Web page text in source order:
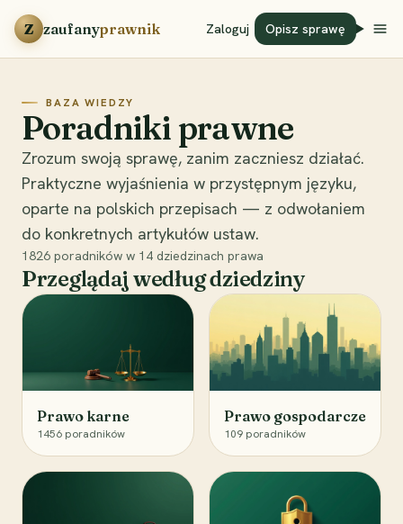
Przejdź do treści
Z zaufanyprawnik Zaloguj Opisz sprawę
BAZA WIEDZY
Poradniki prawne
Zrozum swoją sprawę, zanim zaczniesz działać.
Praktyczne wyjaśnienia w przystępnym języku,
oparte na polskich przepisach — z odwołaniem
do konkretnych artykułów ustaw.
1826 poradników w 14 dziedzinach prawa
Przeglądaj według dziedziny
Prawo karne
1456 poradników
Prawo gospodarcze
109 poradników